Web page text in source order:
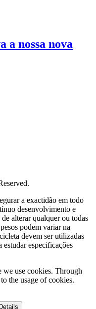
a nossa nova
a exactidão em todo
desenvolvimento e
alterar qualquer ou todas
podem variar na
devem ser utilizadas
estudar especificações
we use cookies. Through
the usage of cookies.